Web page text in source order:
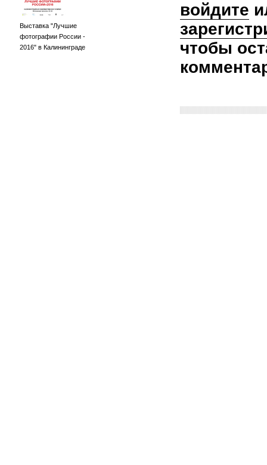
Выставка "Лучшие
фотографии России -
2016" в Калининграде
войдите
чтобы